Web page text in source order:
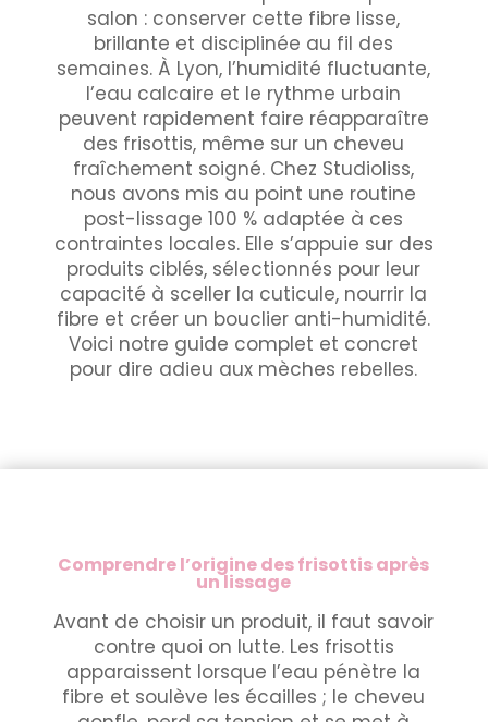
salon : conserver cette fibre lisse,
brillante et disciplinée au fil des
semaines. À Lyon, l’humidité fluctuante,
l’eau calcaire et le rythme urbain
peuvent rapidement faire réapparaître
des frisottis, même sur un cheveu
fraîchement soigné. Chez Studioliss,
nous avons mis au point une routine
post-lissage 100 % adaptée à ces
contraintes locales. Elle s’appuie sur des
produits ciblés, sélectionnés pour leur
capacité à sceller la cuticule, nourrir la
fibre et créer un bouclier anti-humidité.
Voici notre guide complet et concret
pour dire adieu aux mèches rebelles.
Comprendre l’origine des frisottis après
un lissage
Avant de choisir un produit, il faut savoir
contre quoi on lutte. Les frisottis
apparaissent lorsque l’eau pénètre la
fibre et soulève les écailles ; le cheveu